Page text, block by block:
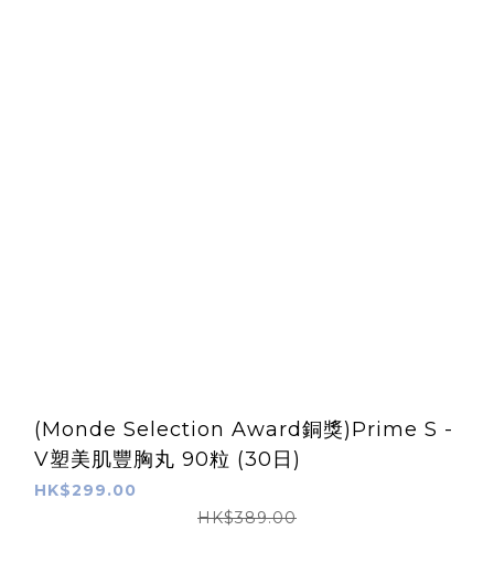
(Monde Selection Award銅獎)Prime S -
V塑美肌豐胸丸 90粒 (30日)
HK$299.00
HK$389.00